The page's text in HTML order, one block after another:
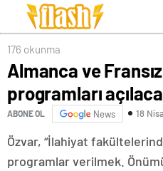
176 okunma
Almanca ve
programları
ABONE OL News 18
Özvar, “İlahiyat
programlar verilmek.